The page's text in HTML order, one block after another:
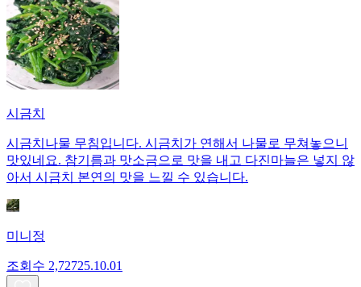
시금치
시금치나물 무침입니다. 시금치가 연해서 나물로 무쳐놓으니
맛있네요. 참기름과 맛소금으로 맛을 내고 다진마늘은 넣지 않
아서 시금치 본연의 맛을 느낄 수 있습니다.
미니정
조회수 2,72725.10.01